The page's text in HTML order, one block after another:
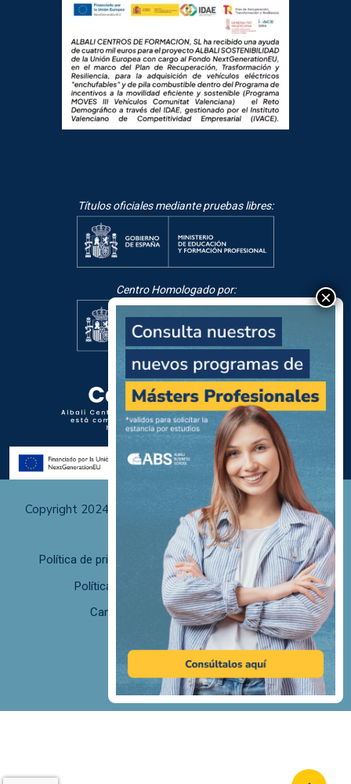
Títulos oficiales mediante pruebas libres:
Centro Homologado por:
Copyright 2024 Albali Centros de Formación | Todos los
derechos reservados
Política de privacidad
Políticas de uso y cookies
Política de calidad
F. desistimiento
Canal de Denuncias/Canal Ético